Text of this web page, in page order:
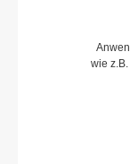
wie z.B.